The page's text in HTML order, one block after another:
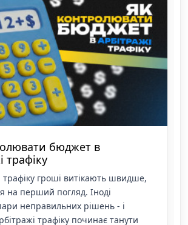
трафіку: підсумки
року та ключові тренди на
році остаточно стало основним
швидкого тестування гіпотез в
Майданчики з короткими